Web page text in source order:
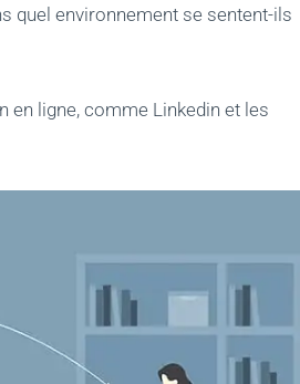
quel environnement se sentent-ils
ligne, comme Linkedin et les